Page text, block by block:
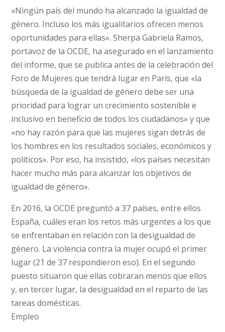
«Ningún país del mundo ha alcanzado la igualdad de
género. Incluso los más igualitarios ofrecen menos
oportunidades para ellas». Sherpa Gabriela Ramos,
portavoz de la OCDE, ha asegurado en el lanzamiento
del informe, que se publica antes de la celebración del
Foro de Mujeres que tendrá lugar en París, que «la
búsqueda de la igualdad de género debe ser una
prioridad para lograr un crecimiento sostenible e
inclusivo en beneficio de todos los ciudadanos» y que
«no hay razón para que las mujeres sigan detrás de
los hombres en los resultados sociales, económicos y
políticos». Por eso, ha insistido, «los países necesitan
hacer mucho más para alcanzar los objetivos de
igualdad de género».
En 2016, la OCDE preguntó a 37 países, entre ellos
España, cuáles eran los retos más urgentes a los que
se enfrentaban en relación con la desigualdad de
género. La violencia contra la mujer ocupó el primer
lugar (21 de 37 respondieron eso). En el segundo
puesto situaron que ellas cobraran menos que ellos
y, en tercer lugar, la desigualdad en el reparto de las
tareas domésticas.
Empleo